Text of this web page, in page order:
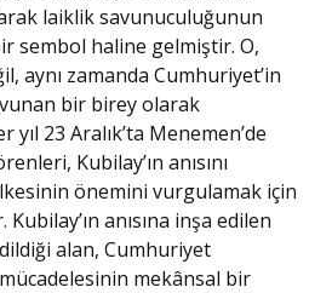
laiklik savunuculuğunun
sembol haline gelmiştir. O,
aynı zamanda Cumhuriyet’in
bir birey olarak
yıl 23 Aralık’ta Menemen’de
Kubilay’ın anısını
önemini vurgulamak için
anısına inşa edilen
alan, Cumhuriyet
mekânsal bir